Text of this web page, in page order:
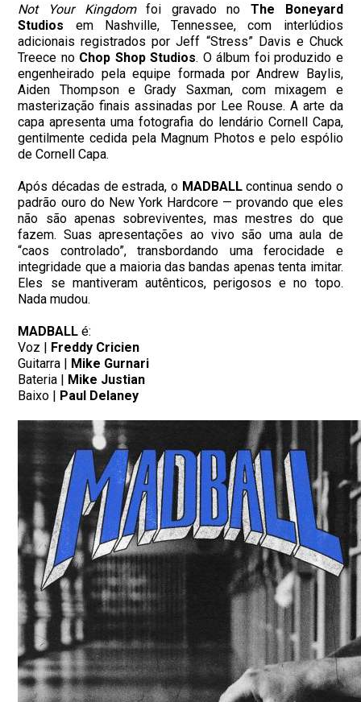
Not Your Kingdomfoi gravado noThe Boneyard
Studios em Nashville, Tennessee, com interlúdios
adicionais registrados por Jeff “Stress” Davis e Chuck
Treece no Chop Shop Studios. O álbum foi produzido e
engenheirado pela equipe formada por Andrew Baylis,
Aiden Thompson e Grady Saxman, com mixagem e
masterização finais assinadas por Lee Rouse. A arte da
capa apresenta uma fotografia do lendário Cornell Capa,
gentilmente cedida pela Magnum Photos e pelo espólio
de Cornell Capa.
Após décadas de estrada, o MADBALLcontinua sendo o
padrão ouro do New York Hardcore — provando que eles
não são apenas sobreviventes, mas mestres do que
fazem. Suas apresentações ao vivo são uma aula de
“caos controlado”, transbordando uma ferocidade e
integridade que a maioria das bandas apenas tenta imitar.
Eles se mantiveram autênticos, perigosos e no topo.
Nada mudou.
MADBALL é:
Voz | Freddy Cricien
Guitarra | Mike Gurnari
Bateria | Mike Justian
Baixo | Paul Delaney